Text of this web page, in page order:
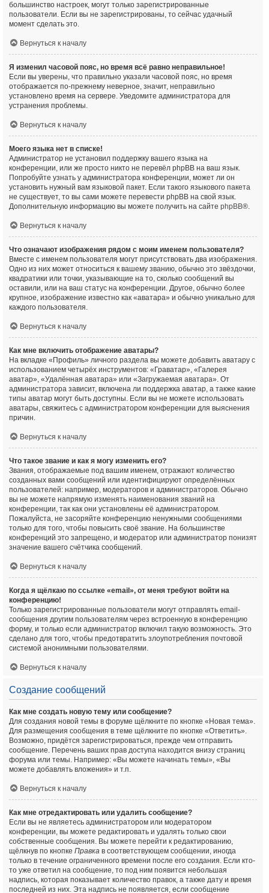
большинство настроек, могут только зарегистрированные
пользователи. Если вы не зарегистрированы, то сейчас удачный
момент сделать это.
Вернуться к началу
Я изменил часовой пояс, но время всё равно неправильное!
Если вы уверены, что правильно указали часовой пояс, но время
отображается по-прежнему неверное, значит, неправильно
установлено время на сервере. Уведомите администратора для
устранения проблемы.
Вернуться к началу
Моего языка нет в списке!
Администратор не установил поддержку вашего языка на
конференции, или же просто никто не перевёл phpBB на ваш язык.
Попробуйте узнать у администратора конференции, может ли он
установить нужный вам языковой пакет. Если такого языкового пакета
не существует, то вы сами можете перевести phpBB на свой язык.
Дополнительную информацию вы можете получить на сайте phpBB®.
Вернуться к началу
Что означают изображения рядом с моим именем пользователя?
Вместе с именем пользователя могут присутствовать два изображения.
Одно из них может относиться к вашему званию, обычно это звёздочки,
квадратики или точки, указывающие на то, сколько сообщений вы
оставили, или на ваш статус на конференции. Другое, обычно более
крупное, изображение известно как «аватара» и обычно уникально для
каждого пользователя.
Вернуться к началу
Как мне включить отображение аватары?
На вкладке «Профиль» личного раздела вы можете добавить аватару с
использованием четырёх инструментов: «Граватар», «Галерея
аватар», «Удалённая аватара» или «Загружаемая аватара». От
администратора зависит, включена ли поддержка аватар, а также какие
типы аватар могут быть доступны. Если вы не можете использовать
аватары, свяжитесь с администратором конференции для выяснения
причин.
Вернуться к началу
Что такое звание и как я могу изменить его?
Звания, отображаемые под вашим именем, отражают количество
созданных вами сообщений или идентифицируют определённых
пользователей: например, модераторов и администраторов. Обычно
вы не можете напрямую изменять наименования званий на
конференции, так как они установлены её администратором.
Пожалуйста, не засоряйте конференцию ненужными сообщениями
только для того, чтобы повысить своё звание. На большинстве
конференций это запрещено, и модератор или администратор понизят
значение вашего счётчика сообщений.
Вернуться к началу
Когда я щёлкаю по ссылке «email», от меня требуют войти на
конференцию!
Только зарегистрированные пользователи могут отправлять email-
сообщения другим пользователям через встроенную в конференцию
форму, и только если администратор включил такую возможность. Это
сделано для того, чтобы предотвратить злоупотребления почтовой
системой анонимными пользователями.
Вернуться к началу
Создание сообщений
Как мне создать новую тему или сообщение?
Для создания новой темы в форуме щёлкните по кнопке «Новая тема».
Для размещения сообщения в теме щёлкните по кнопке «Ответить».
Возможно, придётся зарегистрироваться, прежде чем отправить
сообщение. Перечень ваших прав доступа находится внизу страниц
форума или темы. Например: «Вы можете начинать темы», «Вы
можете добавлять вложения» и т.п.
Вернуться к началу
Как мне отредактировать или удалить сообщение?
Если вы не являетесь администратором или модератором
конференции, вы можете редактировать и удалять только свои
собственные сообщения. Вы можете перейти к редактированию,
щёлкнув по кнопке Правка в соответствующем сообщении, иногда
только в течение ограниченного времени после его создания. Если кто-
то уже ответил на сообщение, то под ним появится небольшая
надпись, которая показывает количество правок, а также дату и время
последней из них. Эта надпись не появляется, если сообщение